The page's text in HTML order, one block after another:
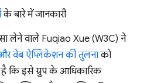
के बारे में जानकारी
लेने वाले Fuqiao Xue (W3C) ने
वेब ऐप्लिकेशन की तुलनाको
कि इसे ग्रुप के आधिकारिक